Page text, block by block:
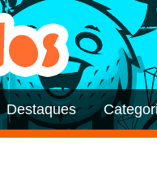
Destaques